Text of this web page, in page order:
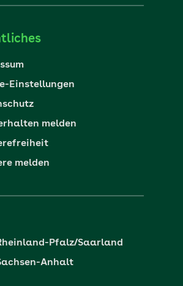
Einstellungen
melden
melden
Pfalz/Saarland
Anhalt